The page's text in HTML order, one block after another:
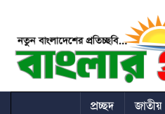
প্রচ্ছদ জাতীয়